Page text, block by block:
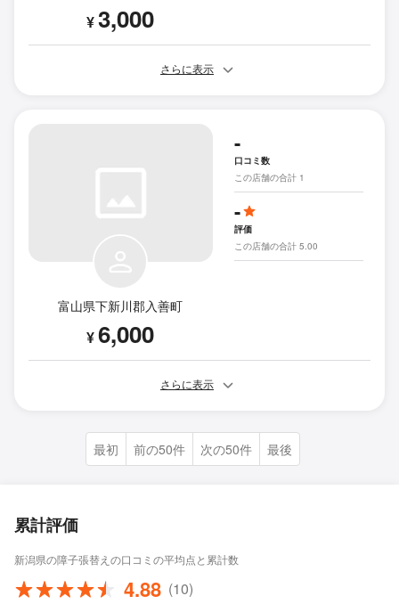
¥3,000
さらに表示
富山県下新川郡入善町
¥6,000
-
口コミ数
この店舗の合計 1
-
評価
この店舗の合計 5.00
さらに表示
最初 前の50件 次の50件 最後
累計評価
新潟県の障子張替えの口コミの平均点と累計数
4.88 (10)